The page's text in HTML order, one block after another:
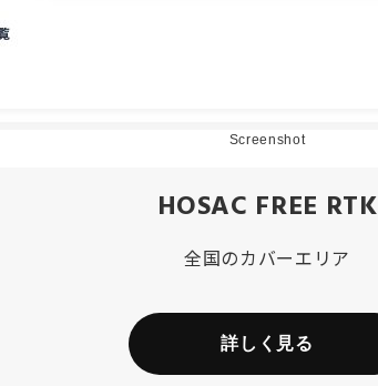
Screenshot
HOSAC FREE RTK
全国のカバーエリア
詳しく見る